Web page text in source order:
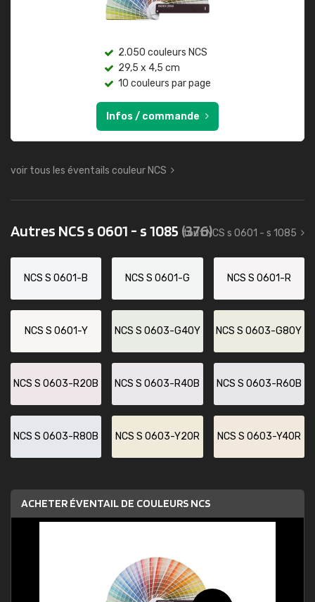
2.050 couleurs NCS
29,5 x 4,5 cm
10 couleurs par page
Infos / commande
voir tous les éventails couleur NCS
Autres NCS s 0601 - s 1085 (376)
tout NCS s 0601 - s 1085
NCS S 0601-B NCS S 0601-G NCS S 0601-R
NCS S 0601-Y NCS S 0603-G40Y NCS S 0603-G80Y
NCS S 0603-R20B NCS S 0603-R40B NCS S 0603-R60B
NCS S 0603-R80B NCS S 0603-Y20R NCS S 0603-Y40R
ACHETER ÉVENTAIL DE COULEURS NCS